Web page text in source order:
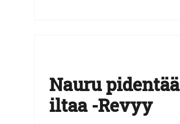
Nauru pidentää
iltaa -Revyy